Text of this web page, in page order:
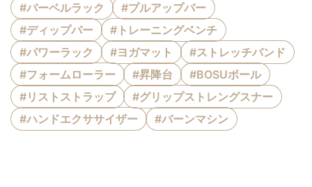
#バーベルラック
#プルアップバー
#ディップバー
#トレーニングベンチ
#パワーラック
#ヨガマット
#ストレッチバンド
#フォームローラー
#昇降台
#BOSUボール
#リストストラップ
#グリップストレングスナー
#ハンドエクササイザー
#バーンマシン